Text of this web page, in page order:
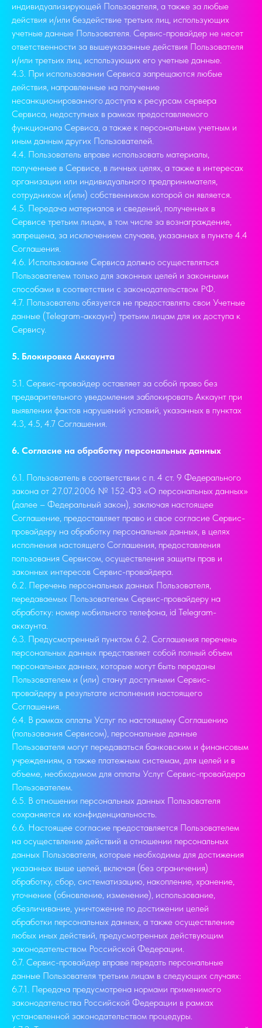
индивидуализирующей Пользователя, а также за любые
действия и/или бездействие третьих лиц, использующих
учетные данные Пользователя. Сервис-провайдер не несет
ответственности за вышеуказанные действия Пользователя
и/или третьих лиц, использующих его учетные данные.
4.3. При использовании Сервиса запрещаются любые
действия, направленные на получение
несанкционированного доступа к ресурсам сервера
Сервиса, недоступных в рамках предоставляемого
функционала Сервиса, а также к персональным учетным и
иным данным других Пользователей.
4.4. Пользователь вправе использовать материалы,
полученные в Сервисе, в личных целях, а также в интересах
организации или индивидуального предпринимателя,
сотрудником и(или) собственником которой он является.
4.5. Передача материалов и сведений, полученных в
Сервисе третьим лицам, в том числе за вознаграждение,
запрещена, за исключением случаев, указанных в пункте 4.4
Соглашения.
4.6. Использование Сервиса должно осуществляться
Пользователем только для законных целей и законными
способами в соответствии с законодательством РФ.
4.7. Пользователь обязуется не предоставлять свои Учетные
данные (Telegram-аккаунт) третьим лицам для их доступа к
Сервису.
5. Блокировка Аккаунта
5.1. Сервис-провайдер оставляет за собой право без
предварительного уведомления заблокировать Аккаунт при
выявлении фактов нарушений условий, указанных в пунктах
4.3, 4.5, 4.7 Соглашения.
6. Согласие на обработку персональных данных
6.1. Пользователь в соответствии с п. 4 ст. 9 Федерального
закона от 27.07.2006 № 152-ФЗ «О персональных данных»
(далее – Федеральный закон), заключая настоящее
Соглашение, предоставляет право и свое согласие Сервис-
провайдеру на обработку персональных данных, в целях
исполнения настоящего Соглашения, предоставления
пользования Сервисом, осуществления защиты прав и
законных интересов Сервис-провайдера.
6.2. Перечень персональных данных Пользователя,
передаваемых Пользователем Сервис-провайдеру на
обработку: номер мобильного телефона, id Telegram-
аккаунта.
6.3. Предусмотренный пунктом 6.2. Соглашения перечень
персональных данных представляет собой полный объем
персональных данных, которые могут быть переданы
Пользователем и (или) станут доступными Сервис-
провайдеру в результате исполнения настоящего
Соглашения.
6.4. В рамках оплаты Услуг по настоящему Соглашению
(пользования Сервисом), персональные данные
Пользователя могут передаваться банковским и финансовым
учреждениям, а также платежным системам, для целей и в
объеме, необходимом для оплаты Услуг Сервис-провайдера
Пользователем.
6.5. В отношении персональных данных Пользователя
сохраняется их конфиденциальность.
6.6. Настоящее согласие предоставляется Пользователем
на осуществление действий в отношении персональных
данных Пользователя, которые необходимы для достижения
указанных выше целей, включая (без ограничения)
обработку, сбор, систематизацию, накопление, хранение,
уточнение (обновление, изменение), использование,
обезличивание, уничтожение по достижении целей
обработки персональных данных, а также осуществление
любых иных действий, предусмотренных действующим
законодательством Российской Федерации.
6.7. Сервис-провайдер вправе передать персональные
данные Пользователя третьим лицам в следующих случаях:
6.7.1. Передача предусмотрена нормами применимого
законодательства Российской Федерации в рамках
установленной законодательством процедуры.